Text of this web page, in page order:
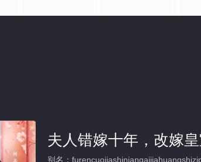
夫人错嫁十年，改嫁
别名：